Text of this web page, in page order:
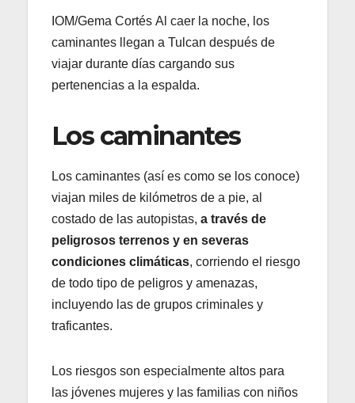
IOM/Gema Cortés Al caer la noche, los
caminantes llegan a Tulcan después de
viajar durante días cargando sus
pertenencias a la espalda.
Los caminantes
Los caminantes (así es como se los conoce)
viajan miles de kilómetros de a pie, al
costado de las autopistas, a través de
peligrosos terrenos y en severas
condiciones climáticas, corriendo el riesgo
de todo tipo de peligros y amenazas,
incluyendo las de grupos criminales y
traficantes.
Los riesgos son especialmente altos para
las jóvenes mujeres y las familias con niños